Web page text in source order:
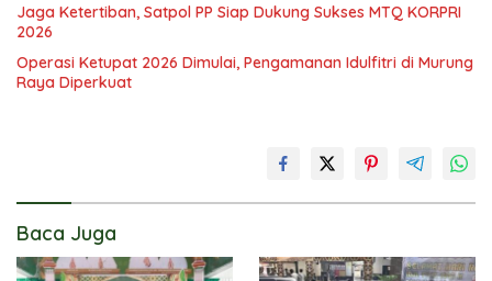
Jaga Ketertiban, Satpol PP Siap Dukung Sukses MTQ KORPRI
2026
Operasi Ketupat 2026 Dimulai, Pengamanan Idulfitri di Murung
Raya Diperkuat
Baca Juga